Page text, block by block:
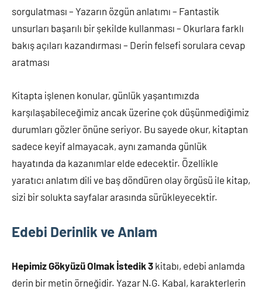
sorgulatması – Yazarın özgün anlatımı – Fantastik
unsurları başarılı bir şekilde kullanması – Okurlara farklı
bakış açıları kazandırması – Derin felsefi sorulara cevap
aratması
Kitapta işlenen konular, günlük yaşantımızda
karşılaşabileceğimiz ancak üzerine çok düşünmediğimiz
durumları gözler önüne seriyor. Bu sayede okur, kitaptan
sadece keyif almayacak, aynı zamanda günlük
hayatında da kazanımlar elde edecektir. Özellikle
yaratıcı anlatım dili ve baş döndüren olay örgüsü ile kitap,
sizi bir solukta sayfalar arasında sürükleyecektir.
Edebi Derinlik ve Anlam
Hepimiz Gökyüzü Olmak İstedik 3 kitabı, edebi anlamda
derin bir metin örneğidir. Yazar N.G. Kabal, karakterlerin